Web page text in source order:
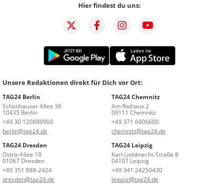
Hier findest du uns:
Unsere Redaktionen direkt für Dich vor Ort:
TAG24 Berlin
Schönhauser Allee 36
10435 Berlin
+49 30 120880900
berlin@tag24.de
TAG24 Chemnitz
Am Rathaus 2
09111 Chemnitz
+49 371 6906600
chemnitz@tag24.de
TAG24 Dresden
Ostra-Allee 18
01067 Dresden
+49 351 888-2424
dresden@tag24.de
TAG24 Leipzig
Karl-Liebknecht-Straße 8
04107 Leipzig
+49 341 24250430
leipzig@tag24.de